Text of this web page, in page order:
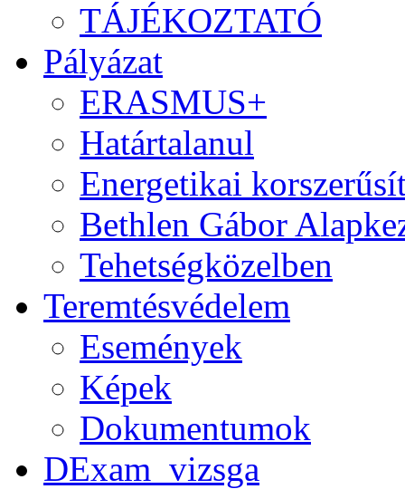
TÁJÉKOZTATÓ
Pályázat
ERASMUS+
Határtalanul
Energetikai
Bethlen Gábor
Tehetségközelben
Teremtésvédelem
Események
Képek
Dokumentumok
DExam_vizsga